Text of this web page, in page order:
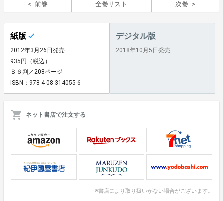
前巻 全巻リスト 次巻
紙版
2012年3月26日発売
935円（税込）
Ｂ６判／208ページ
ISBN：978-4-08-314055-6
デジタル版
2018年10月5日発売
ネット書店で注文する
※書店により取り扱いがない場合がございます。